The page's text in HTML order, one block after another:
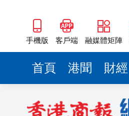
手機版 客戶端 融媒體矩陣
首頁 港聞 財經